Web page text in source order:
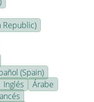
Republic)
(Spain)
Inglés
Árabe